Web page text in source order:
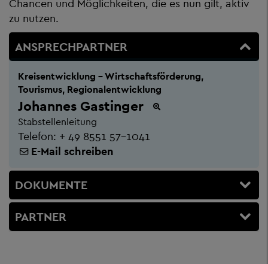
Chancen und Möglichkeiten, die es nun gilt, aktiv
zu nutzen.
ANSPRECHPARTNER
Kreisentwicklung - Wirtschaftsförderung,
Tourismus, Regionalentwicklung
Johannes Gastinger
Stabstellenleitung
Telefon: + 49 8551 57-1041
E-Mail schreiben
DOKUMENTE
PARTNER